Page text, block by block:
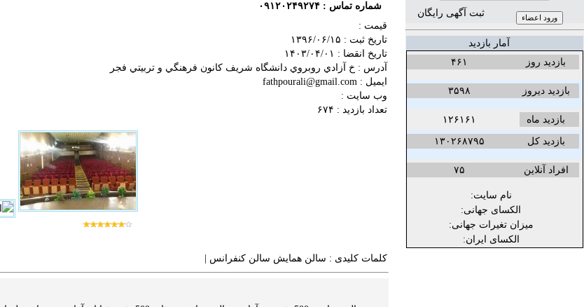
شماره تماس : ۰۹۱۲۰۲۴۹۲۷۴
قیمت :
تاریخ ثبت : ۱۳۹۶/۰۶/۱۵‬
تاریخ انقضا : ۱۴۰۳/۰۴/۰۱‬
آدرس : خ آزادي روبروي دانشگاه شريف كانون فرهنگي و تربيتي فجر
ایمیل : fathpourali@gmail.com
وب سایت :
تعداد بازدید : ۶۷۴
کلمات کلیدی : سالن همايش سالن كنفرانس
ثبت آگهی رایگان
آمار بازدید
بازدید روز
۴۶۱
بازدید دیروز ۳۵۹۸
بازدید ماه ۱۲۶۱۶۱
بازدید کل ۱۳۰۲۶۸۷۹۵
افراد آنلاین ۷۵
نام سایت:
الکسای جهانی:
میزان تغیرات جهانی:
الکسای ایران: